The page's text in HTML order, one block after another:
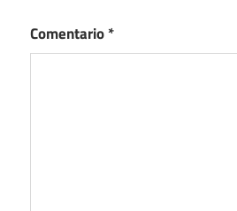
Comentario*